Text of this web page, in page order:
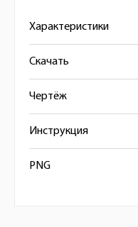
Характеристики
Скачать
Чертёж
Инструкция
PNG